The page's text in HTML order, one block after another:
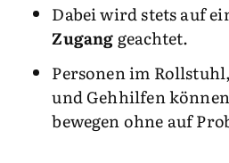
Dabei wird stets auf
Zugang geachtet.
Personen im
und Gehhilfen
bewegen ohne auf